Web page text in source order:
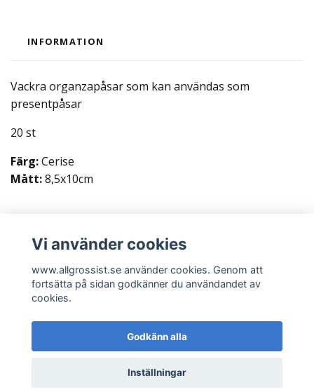
INFORMATION
Vackra organzapåsar som kan användas som
presentpåsar
20 st
Färg:Cerise
Mått:8,5x10cm
Läs mer
© 2026 www.allgrossist.se
Vi använder cookies
www.allgrossist.se använder cookies. Genom att
fortsätta på sidan godkänner du användandet av
cookies.
Godkänn alla
Inställningar